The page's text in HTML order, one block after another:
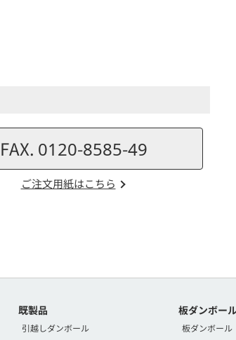
FAX. 0120-8585-49
ご注文用紙はこちら
既製品
引越しダンボール
板ダンボー
板ダンボール